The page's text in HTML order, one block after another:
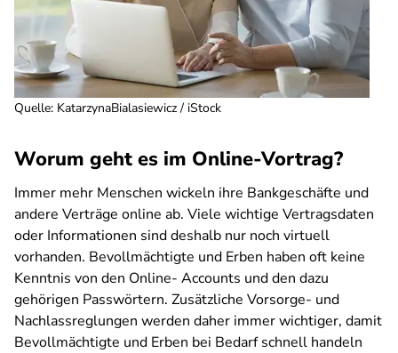
Quelle: KatarzynaBialasiewicz / iStock
Worum geht es im Online-Vortrag?
Immer mehr Menschen wickeln ihre Bankgeschäfte und
andere Verträge online ab. Viele wichtige Vertragsdaten
oder Informationen sind deshalb nur noch virtuell
vorhanden. Bevollmächtigte und Erben haben oft keine
Kenntnis von den Online- Accounts und den dazu
gehörigen Passwörtern. Zusätzliche Vorsorge- und
Nachlassreglungen werden daher immer wichtiger, damit
Bevollmächtigte und Erben bei Bedarf schnell handeln